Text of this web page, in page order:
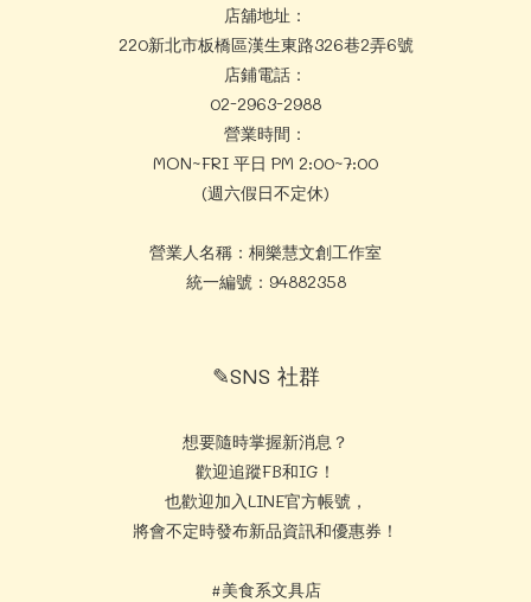
店舖地址：
220新北市板橋區漢生東路326巷2弄6號
店鋪電話：
02-2963-2988
營業時間：
MON~FRI 平日 PM 2:00~7:00
(週六假日不定休)
營業人名稱：桐樂慧文創工作室
統一編號：94882358
✎SNS 社群
想要隨時掌握新消息？
歡迎追蹤FB和IG！
也歡迎加入LINE官方帳號，
將會不定時發布新品資訊和優惠券！
#美食系文具店